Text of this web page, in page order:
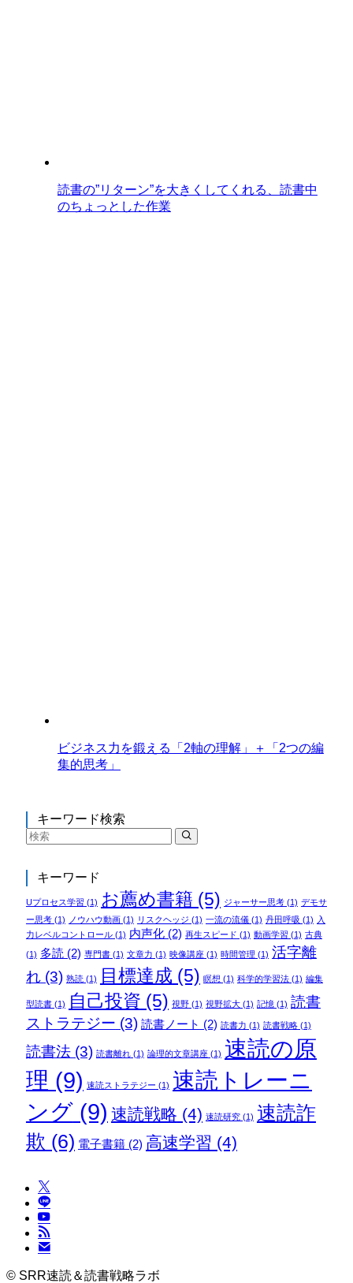
読書の”リターン”を大きくしてくれる、読書中
のちょっとした作業
ビジネス力を鍛える「2軸の理解」＋「2つの編
集的思考」
キーワード検索
キーワード
Uプロセス学習 (1) お薦め書籍 (5) ジャーサー思考(1) デモサ
ー思考(1) ノウハウ動画(1) リスクヘッジ (1) 一流の流儀(1) 丹田呼吸 (1) 入
力レベルコントロール(1) 内声化(2) 再生スピード (1) 動画学習 (1) 古典
(1) 多読 (2) 専門書(1) 文章力 (1) 映像講座(1) 時間管理 (1) 活字離
れ(3) 熟読(1) 目標達成 (5) 瞑想 (1) 科学的学習法(1) 編集
型読書(1) 自己投資 (5) 視野(1) 視野拡大(1) 記憶(1) 読書
ストラテジー (3) 読書ノート (2) 読書力 (1) 読書戦略(1)
読書法(3) 読書離れ(1) 論理的文章講座(1) 速読の原
理 (9) 速読ストラテジー (1) 速読トレーニ
ング(9) 速読戦略 (4) 速読研究(1) 速読詐
欺 (6) 電子書籍(2) 高速学習 (4)
© SRR速読＆読書戦略ラボ